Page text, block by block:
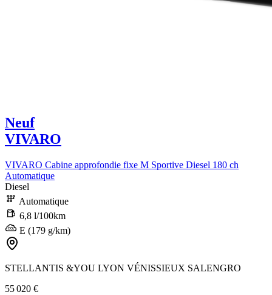
Neuf
VIVARO
VIVARO Cabine approfondie fixe M Sportive Diesel 180 ch
Automatique
Diesel
Automatique
6,8 l/100km
E (179 g/km)
STELLANTIS &YOU LYON VÉNISSIEUX SALENGRO
55 020 €